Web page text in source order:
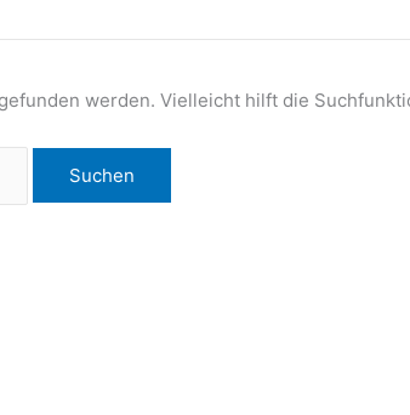
werden. Vielleicht hilft die